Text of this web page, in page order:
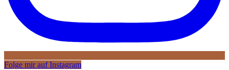
Folge mir auf Instagram